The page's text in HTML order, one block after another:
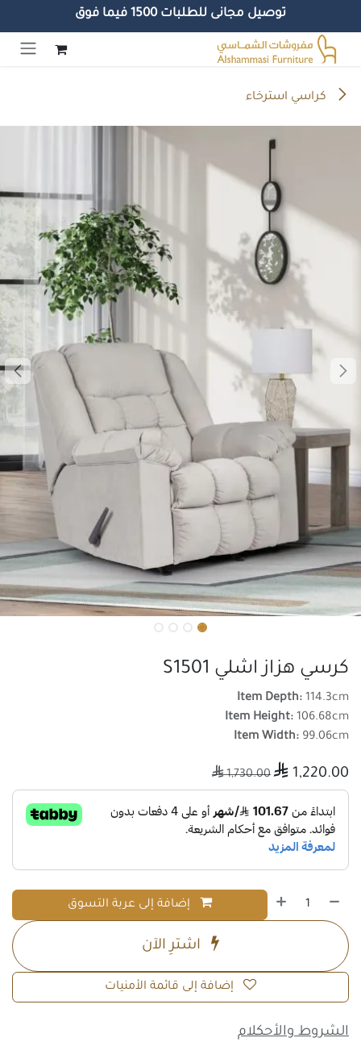
توصيل مجانى للطلبات 1500 فيما فوق
تخطي للذهاب إلى المحتوى
كراسي استرخاء
كرسي هزاز اشلي S1501
Item Depth: 114.3cm
Item Height: 106.68cm
Item Width: 99.06cm
1,220.00
1,730.00

إضافة إلى عربة التسوق
اشترِ الآن
إضافة إلى قائمة الأمنيات
الشروط والأحكلام